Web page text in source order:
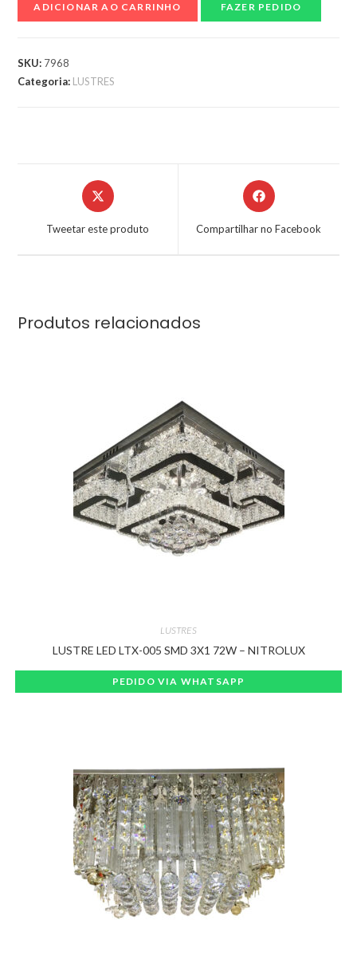
ADICIONAR AO CARRINHO FAZER PEDIDO
SKU: 7968
Categoria: LUSTRES
Tweetar este produto Compartilhar no Facebook
Produtos relacionados
LUSTRES
LUSTRE LED LTX-005 SMD 3X1 72W – NITROLUX
PEDIDO VIA WHATSAPP